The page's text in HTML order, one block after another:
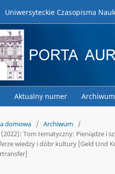
Aktualny numer Archiwum
Uniwersyteckie Czasopisma
domowa / Archiwum
/
(2022): Tom tematyczny: Pieniądze i
wiedzy i dóbr kultury [Geld Und